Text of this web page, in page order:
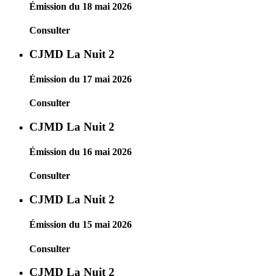
Émission du 18 mai 2026
Consulter
CJMD La Nuit 2
Émission du 17 mai 2026
Consulter
CJMD La Nuit 2
Émission du 16 mai 2026
Consulter
CJMD La Nuit 2
Émission du 15 mai 2026
Consulter
CJMD La Nuit 2